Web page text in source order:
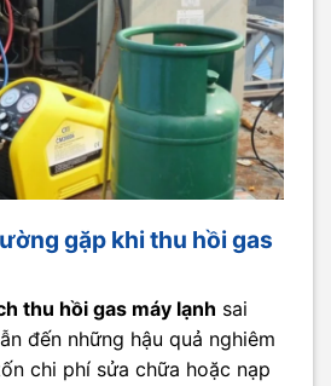
gặp khi thu hồi gas
thu hồi gas máy lạnh sai
đến những hậu quả nghiêm
chi phí sửa chữa hoặc nạp